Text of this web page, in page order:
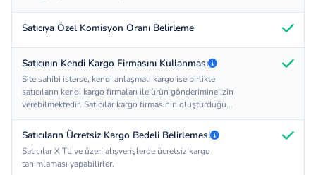
Satıcıya Özel Komisyon Oranı Belirleme
Satıcının Kendi Kargo Firmasını Kullanması
Site sahibi isterse, kendi anlaşmalı kargo ise birlikte
satıcıların kendi kargo firmaları ile ürün gönderimine izin
verebilmektedir. Satıcılar kargo firmasının oluşturduğu
barkodu sisteme girerek, siparişin statüsünü Kargoya
Verildi olarak değiştirirler. Sistem müşteriye mail
göndererek siparişinin kargoya teslim edildiği bilgisini
iletir ve aynı mail içerisinde siparişe ait kargo takip kodu
da müşteriye iletilir.
Satıcıların Ücretsiz Kargo Bedeli Belirlemesi
Satıcılar X TL ve üzeri alışverişlerde ücretsiz kargo
tanımlaması yapabilirler.